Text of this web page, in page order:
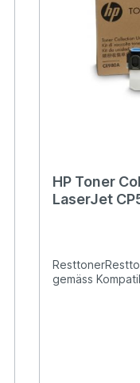
HP Toner
LaserJet
gemäss